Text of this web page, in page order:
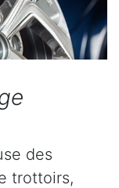
des
trottoirs,